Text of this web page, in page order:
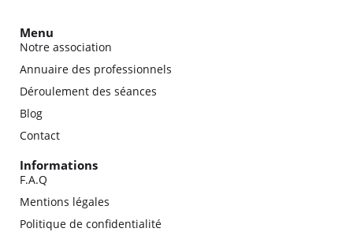
Menu
Notre association
Annuaire des professionnels
Déroulement des séances
Blog
Contact
Informations
F.A.Q
Mentions légales
Politique de confidentialité